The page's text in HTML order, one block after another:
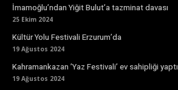
İmamoğlu’ndan Yiğit Bulut’a tazminat davası
25 Ekim 2024
Kültür Yolu Festivali Erzurum’da
19 Ağustos 2024
Kahramankazan ’Yaz Festivali’ ev sahipliği yaptı
19 Ağustos 2024